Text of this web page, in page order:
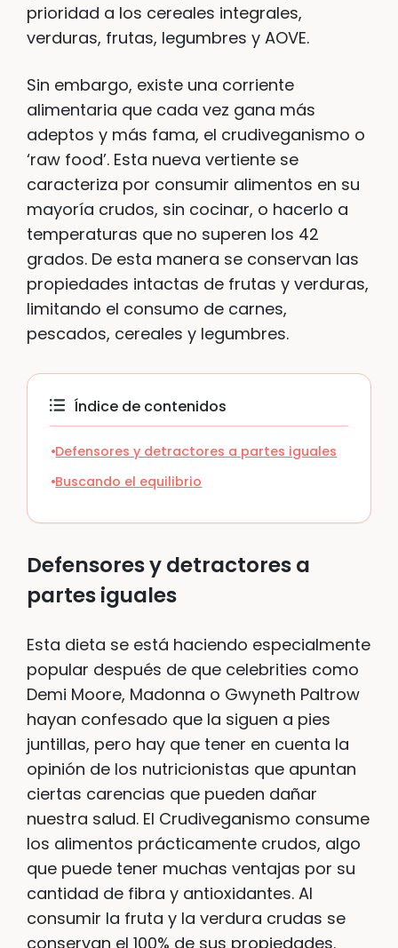
prioridad a los cereales integrales,
verduras, frutas, legumbres y AOVE.
Sin embargo, existe una corriente
alimentaria que cada vez gana más
adeptos y más fama, el crudiveganismo o
‘raw food’. Esta nueva vertiente se
caracteriza por consumir alimentos en su
mayoría crudos, sin cocinar, o hacerlo a
temperaturas que no superen los 42
grados. De esta manera se conservan las
propiedades intactas de frutas y verduras,
limitando el consumo de carnes,
pescados, cereales y legumbres.
Índice de contenidos
Defensores y detractores a partes iguales
Buscando el equilibrio
Defensores y detractores a
partes iguales
Esta dieta se está haciendo especialmente
popular después de que celebrities como
Demi Moore, Madonna o Gwyneth Paltrow
hayan confesado que la siguen a pies
juntillas, pero hay que tener en cuenta la
opinión de los nutricionistas que apuntan
ciertas carencias que pueden dañar
nuestra salud. El Crudiveganismo consume
los alimentos prácticamente crudos, algo
que puede tener muchas ventajas por su
cantidad de fibra y antioxidantes. Al
consumir la fruta y la verdura crudas se
conservan el 100% de sus propiedades.